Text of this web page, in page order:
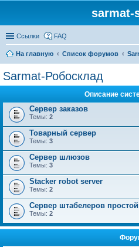
sarmat-
Ссылки FAQ
На главную Список форумов
Sarmat-Робосклад
Описание
Сервер заказов
Темы: 2
Товарный сервер
Темы: 3
Сервер шлюзов
Темы: 3
Stacker robot server
Темы: 2
Сервер штабелеров простой
Темы: 2